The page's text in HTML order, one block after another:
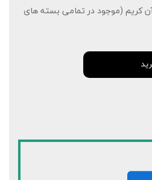
کریم (موجود در تمامی بسته های